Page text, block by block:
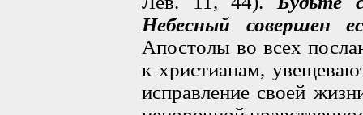
Небесный совершен
Апостолы во всех
к христианам,
исправление своей